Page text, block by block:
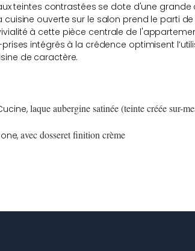
teintes contrastées se dote d'une
ouverte sur le salon prend le parti
à cette pièce centrale de
intégrés à la crédence optimisent
de caractère.
laque aubergine satinée (teinte créée sur-
avec dosseret finition crème